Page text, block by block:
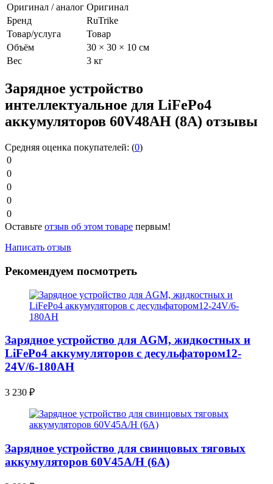
Оригинал / аналог Оригинал
Бренд
RuTrike
Товар/услуга
Товар
Объём
30 × 30 × 10 см
Вес
3 кг
Зарядное устройство
интеллектуальное для LiFePo4
аккумуляторов 60V48AH (8А) отзывы
Средняя оценка покупателей: (0)
0
0
0
0
0
Оставьте отзыв об этом товаре первым!
Написать отзыв
Рекомендуем посмотреть
Зарядное устройство для AGM, жидкостных и
LiFePo4 аккумуляторов с десульфатором12-
24V/6-180AН
3 230 ₽
Зарядное устройство для свинцовых тяговых
аккумуляторов 60V45A/H (6A)